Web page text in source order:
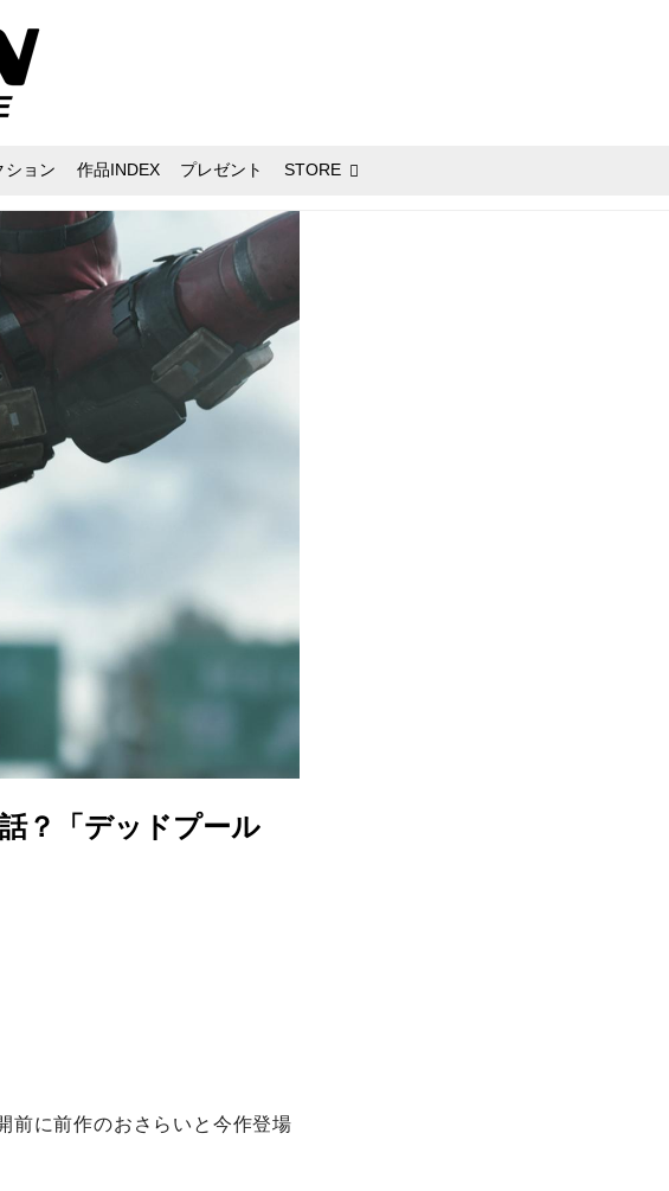
ション 作品INDEX プレゼント STORE
？「デッドプール
前に前作のおさらいと今作登場